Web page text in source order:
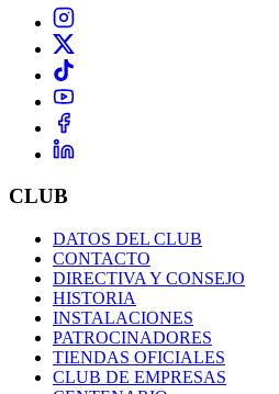
CLUB
DATOS DEL CLUB
CONTACTO
DIRECTIVA Y CONSEJO
HISTORIA
INSTALACIONES
PATROCINADORES
TIENDAS OFICIALES
CLUB DE EMPRESAS